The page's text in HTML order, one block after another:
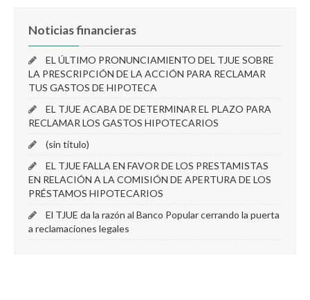
Noticias financieras
EL ÚLTIMO PRONUNCIAMIENTO DEL TJUE SOBRE
LA PRESCRIPCIÓN DE LA ACCIÓN PARA RECLAMAR
TUS GASTOS DE HIPOTECA
EL TJUE ACABA DE DETERMINAR EL PLAZO PARA
RECLAMAR LOS GASTOS HIPOTECARIOS
(sin título)
EL TJUE FALLA EN FAVOR DE LOS PRESTAMISTAS
EN RELACIÓN A LA COMISIÓN DE APERTURA DE LOS
PRÉSTAMOS HIPOTECARIOS
El TJUE da la razón al Banco Popular cerrando la puerta
a reclamaciones legales